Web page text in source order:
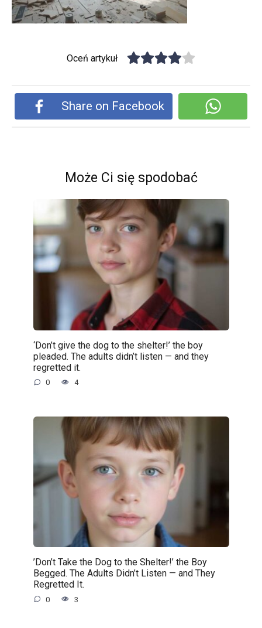
Oceń artykuł
Share on Facebook
Może Ci się spodobać
‘Don’t give the dog to the shelter!’ the boy
pleaded. The adults didn’t listen — and they
regretted it.
0 4
’Don’t Take the Dog to the Shelter!’ the Boy
Begged. The Adults Didn’t Listen — and They
Regretted It.
0 3